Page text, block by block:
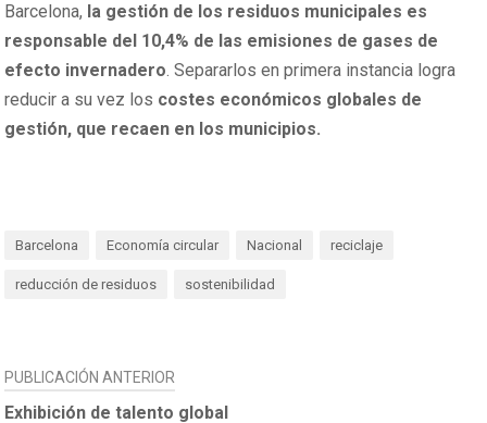
Barcelona, ​ la gestión de los residuos municipales es
responsable del 10,4% de las emisiones de gases de
efecto invernadero. Separarlos en primera instancia logra
reducir a su vez los costes económicos globales de
gestión, que recaen en los municipios.
Barcelona Economía circular Nacional reciclaje
reducción de residuos sostenibilidad
NAVEGACIÓN
PUBLICACIÓN ANTERIOR
Exhibición de talento global